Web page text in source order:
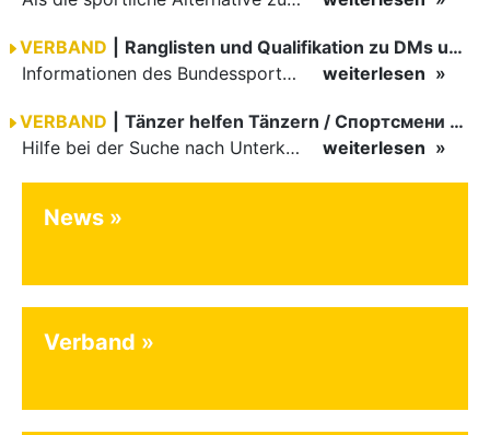
VERBAND
Ranglisten und Qualifikation zu DMs und DPs 2022
Informationen des Bundessportwarts zur Qualifikation zu Deutschen Meisterschaften und Deutschland Pokalen 2022 über die Rangliste (Hauptgruppe und Senioren).
weiterlesen
VERBAND
Tänzer helfen Tänzern / Спортсмени для спортсменів
Hilfe bei der Suche nach Unterkünften für Geflüchtete / Schreiben des Bundesministeriums der Finanzen: Informationen zum Umgang mit Spenden / Integration: Fördermittel für Vereine
weiterlesen
News
Verband